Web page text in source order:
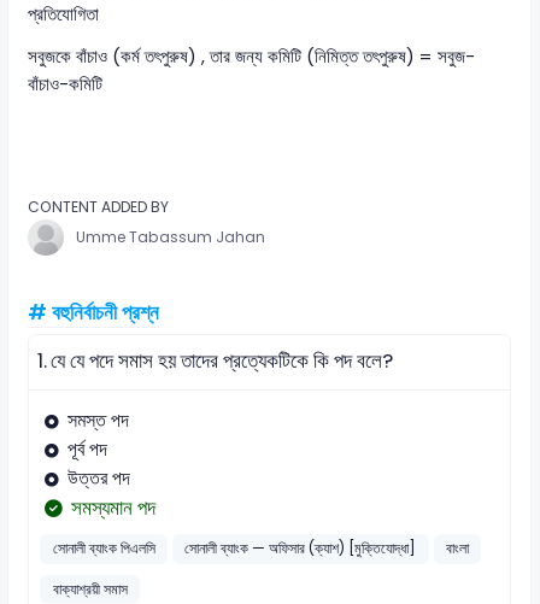
প্রতিযোগিতা
সবুজকে বাঁচাও (কর্ম তৎপুরুষ) , তার জন্য কমিটি (নিমিত্ত তৎপুরুষ) = সবুজ-
বাঁচাও-কমিটি
CONTENT ADDED BY
Umme Tabassum Jahan
# বহুনির্বাচনী প্রশ্ন
1.যে যে পদে সমাস হয় তাদের প্রত্যেকটিকে কি পদ বলে?
সমস্ত পদ
পূর্ব পদ
উত্তর পদ
সমস্যমান পদ
সোনালী ব্যাংক পিএলসি সোনালী ব্যাংক — অফিসার (ক্যাশ) [মুক্তিযোদ্ধা]
বাংলা
বাক্যাশ্রয়ী সমাস